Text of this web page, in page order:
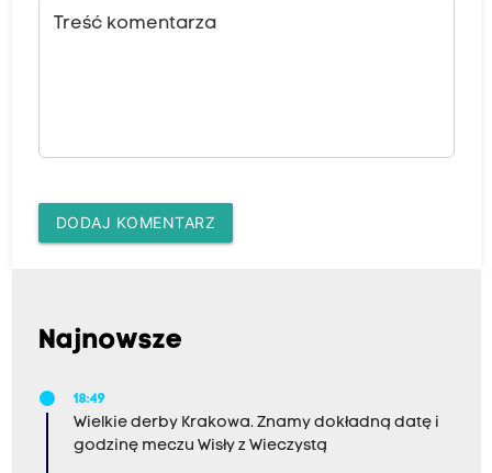
Treść komentarza
DODAJ KOMENTARZ
Najnowsze
18:49
Wielkie derby Krakowa. Znamy dokładną datę i
godzinę meczu Wisły z Wieczystą